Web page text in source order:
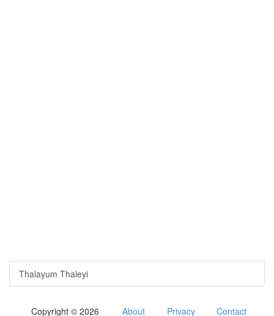
Thalayum Thaleyi
Copyright © 2026 About Privacy Contact